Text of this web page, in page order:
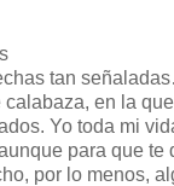
tan
en la
Yo toda mi
para que te
por lo menos,